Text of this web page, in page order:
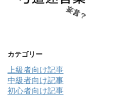
カテゴリー
上級者向け記事
中級者向け記事
初心者向け記事